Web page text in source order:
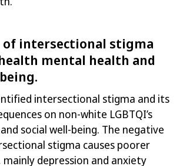
of intersectional stigma
mental health and
intersectional stigma and its
on non-white LGBTQI’s
social well-being. The negative
stigma causes poorer
depression and anxiety